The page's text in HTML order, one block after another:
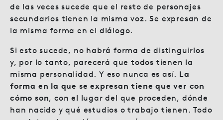
de las veces sucede que el resto de personajes
secundarios tienen la misma voz. Se expresan de
la misma forma en el diálogo.
Si esto sucede, no habrá forma de distinguirlos
y, por lo tanto, parecerá que todos tienen la
misma personalidad. Y eso nunca es así. La
forma en la que se expresan tiene que ver con
cómo son, con el lugar del que proceden, dónde
han nacido y qué estudios o trabajo tienen. Todo